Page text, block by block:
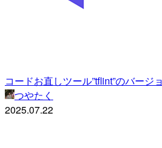
コードお直しツール”tflint”のバージ
つやたく
2025.07.22